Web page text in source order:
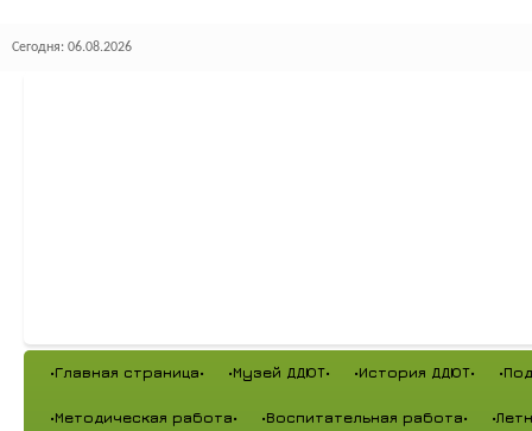
Сегодня: 06.08.2026
•Главная страница• •Музей ДДЮТ• •История ДДЮТ•
•Методическая работа• •Воспитательная работа•